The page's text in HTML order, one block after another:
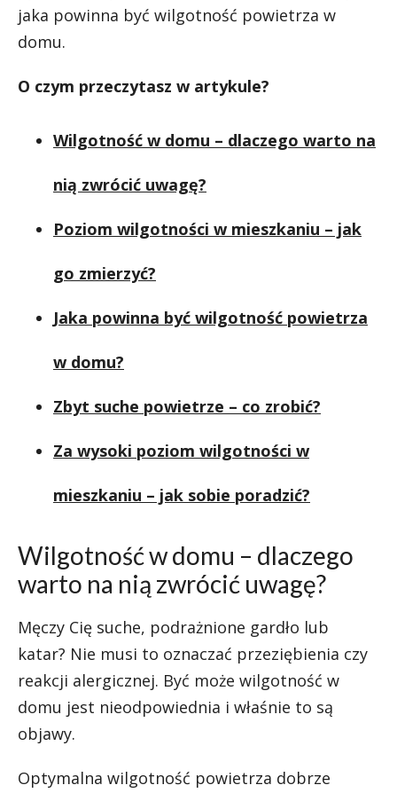
jaka powinna być wilgotność powietrza w
domu.
O czym przeczytasz w artykule?
Wilgotność w domu – dlaczego warto na
nią zwrócić uwagę?
Poziom wilgotności w mieszkaniu – jak
go zmierzyć?
Jaka powinna być wilgotność powietrza
w domu?
Zbyt suche powietrze – co zrobić?
Za wysoki poziom wilgotności w
mieszkaniu – jak sobie poradzić?
Wilgotność w domu – dlaczego
warto na nią zwrócić uwagę?
Męczy Cię suche, podrażnione gardło lub
katar? Nie musi to oznaczać przeziębienia czy
reakcji alergicznej. Być może wilgotność w
domu jest nieodpowiednia i właśnie to są
objawy.
Optymalna wilgotność powietrza dobrze